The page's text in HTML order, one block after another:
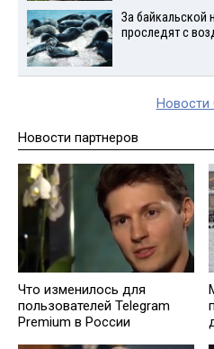
За байкальской
проследят с
Новости партнеров
Что изменилось для
пользователей Telegram
Premium в России